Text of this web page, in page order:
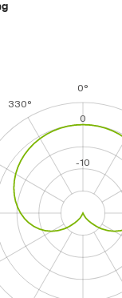
0°
330°
-10
0